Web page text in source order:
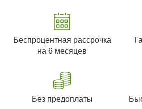
Беспроцентная рассрочка
на 6 месяцев
Без предоплаты